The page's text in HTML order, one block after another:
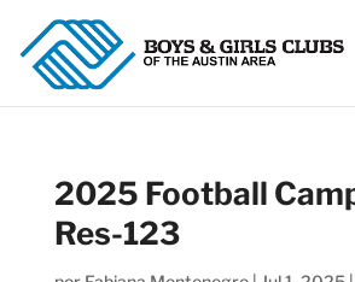
2025 Football
Res-123